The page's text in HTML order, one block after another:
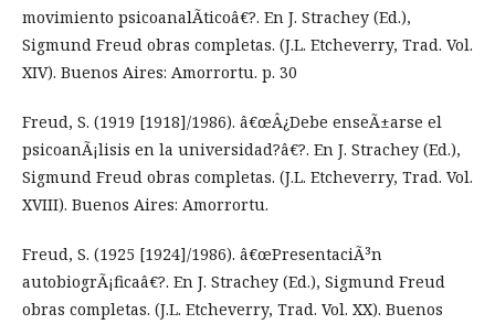
movimiento psicoanalÃ­ticoâ€?. En J. Strachey (Ed.),
Sigmund Freud obras completas. (J.L. Etcheverry, Trad. Vol.
XIV). Buenos Aires: Amorrortu. p. 30
Freud, S. (1919 [1918]/1986). â€œÂ¿Debe enseÃ±arse el
psicoanÃ¡lisis en la universidad?â€?. En J. Strachey (Ed.),
Sigmund Freud obras completas. (J.L. Etcheverry, Trad. Vol.
XVIII). Buenos Aires: Amorrortu.
Freud, S. (1925 [1924]/1986). â€œPresentaciÃ³n
autobiogrÃ¡ficaâ€?. En J. Strachey (Ed.), Sigmund Freud
obras completas. (J.L. Etcheverry, Trad. Vol. XX). Buenos